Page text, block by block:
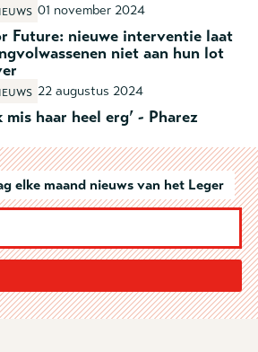
Future: nieuwe interventie laat
niet aan hun lot
01 november 2024
mis haar heel erg’ - Pharez
22 augustus 2024
elke maand nieuws van het Leger